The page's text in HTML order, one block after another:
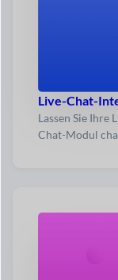
Live-Chat-
Lassen Sie Ihre
Chat-Modul